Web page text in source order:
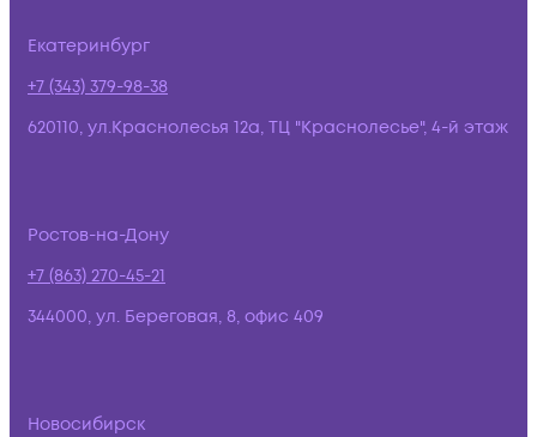
Екатеринбург
+7 (343) 379-98-38
620110, ул.Краснолесья 12а, ТЦ "Краснолесье", 4-й этаж
Ростов-на-Дону
+7 (863) 270-45-21
344000, ул. Береговая, 8, офис 409
Новосибирск